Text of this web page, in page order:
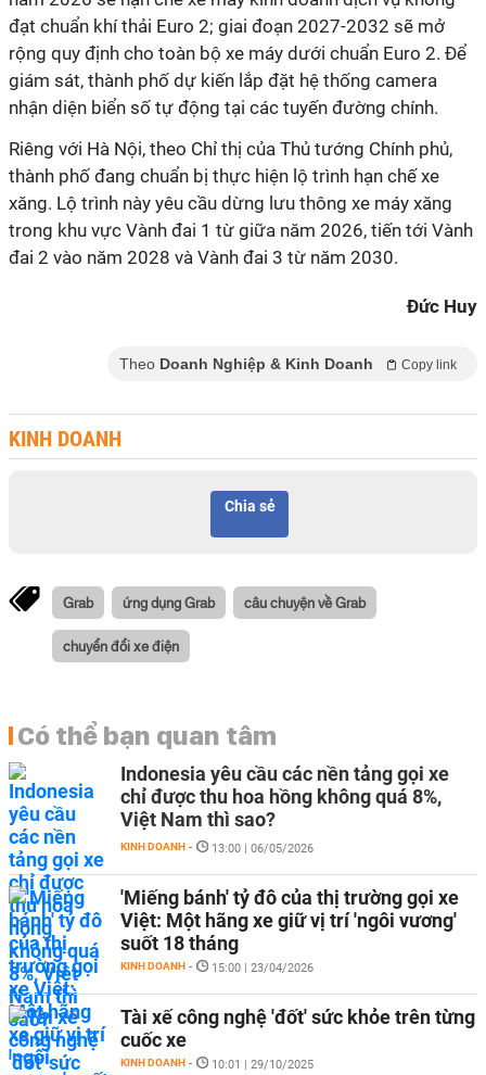
đạt chuẩn khí thải Euro 2; giai đoạn 2027-2032 sẽ mở
rộng quy định cho toàn bộ xe máy dưới chuẩn Euro 2. Để
giám sát, thành phố dự kiến lắp đặt hệ thống camera
nhận diện biển số tự động tại các tuyến đường chính.
Riêng với Hà Nội, theo Chỉ thị của Thủ tướng Chính phủ,
thành phố đang chuẩn bị thực hiện lộ trình hạn chế xe
xăng. Lộ trình này yêu cầu dừng lưu thông xe máy xăng
trong khu vực Vành đai 1 từ giữa năm 2026, tiến tới Vành
đai 2 vào năm 2028 và Vành đai 3 từ năm 2030.
Đức Huy
Theo Doanh Nghiệp & Kinh Doanh Copy link
KINH DOANH
Chia sẻ
Grab ứng dụng Grab câu chuyện về Grab
chuyển đổi xe điện
Có thể bạn quan tâm
Indonesia yêu cầu các nền tảng gọi xe
chỉ được thu hoa hồng không quá 8%,
Việt Nam thì sao?
KINH DOANH - 13:00 | 06/05/2026
'Miếng bánh' tỷ đô của thị trường gọi xe
Việt: Một hãng xe giữ vị trí 'ngôi vương'
suốt 18 tháng
KINH DOANH - 15:00 | 23/04/2026
Tài xế công nghệ 'đốt' sức khỏe trên từng
cuốc xe
KINH DOANH - 10:01 | 29/10/2025